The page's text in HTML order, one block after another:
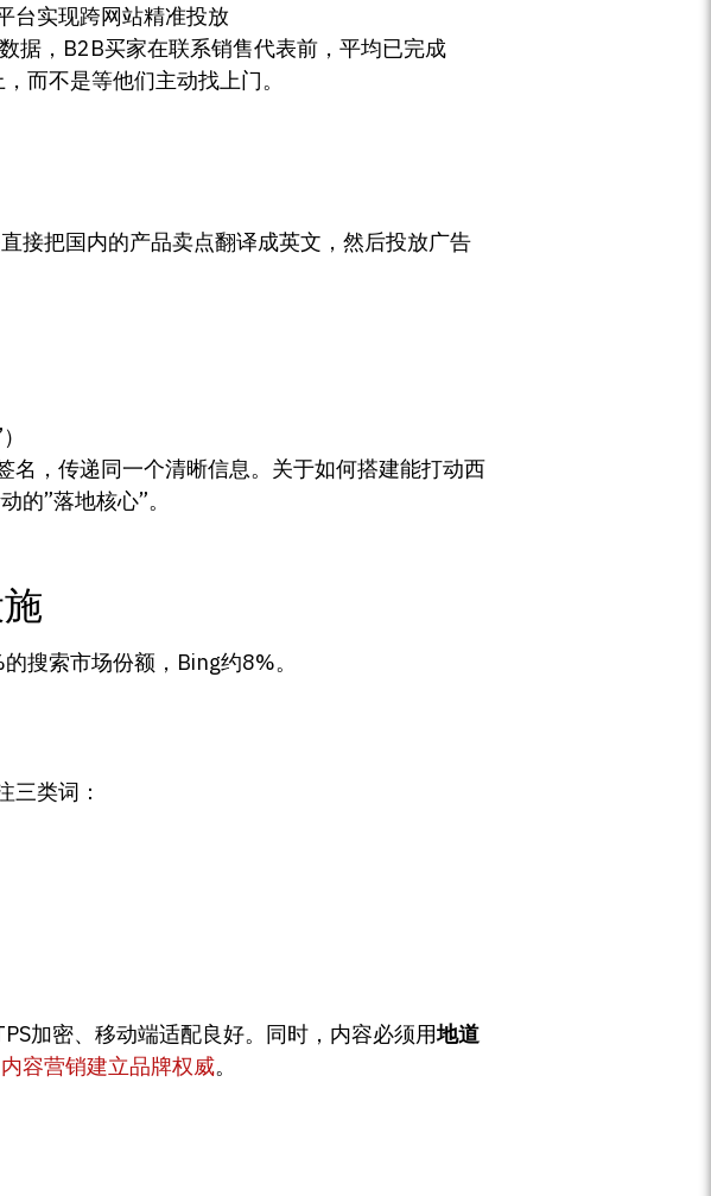
台实现跨网站精准投放
据，B2B买家在联系销售代表前，平均已完成
而不是等他们主动找上门。
接把国内的产品卖点翻译成英文，然后投放广告
，传递同一个清晰信息。关于如何搭建能打动西
的”落地核心”。
搜索市场份额，Bing约8%。
类词：
加密、移动端适配良好。同时，内容必须用地道
容营销建立品牌权威。